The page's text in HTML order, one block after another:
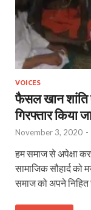
VOICES
फैसल खान शांति
गिरफ्तार किया
November 3, 2020 -
हम समाज से अपेक्षा
सामाजिक सौहार्द
समाज को अपने निहित